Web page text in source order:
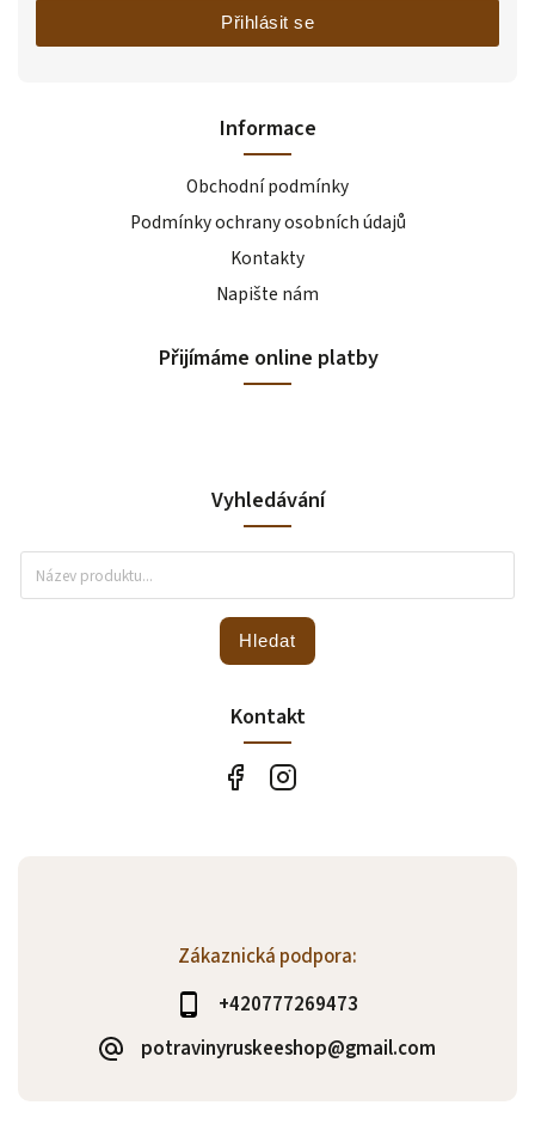
Zákaznická podpora:
+420777269473
potravinyruskeeshop@gmail.com
Informace
Obchodní podmínky
Podmínky ochrany osobních údajů
Kontakty
Napište nám
Přijímáme online platby
Přihlásit se
Vyhledávání
Hledat
Kontakt